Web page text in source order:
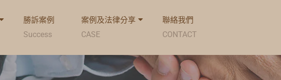
勝訴案例
Success
案例及法律分享
CASE
聯絡我們
CONTACT